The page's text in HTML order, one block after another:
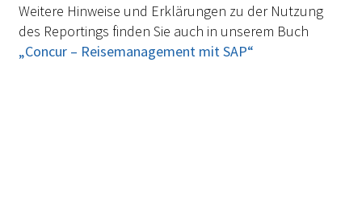
Weitere Hinweise und Erklärungen zu der Nutzung
des Reportings finden Sie auch in unserem Buch
„Concur – Reisemanagement mit SAP“